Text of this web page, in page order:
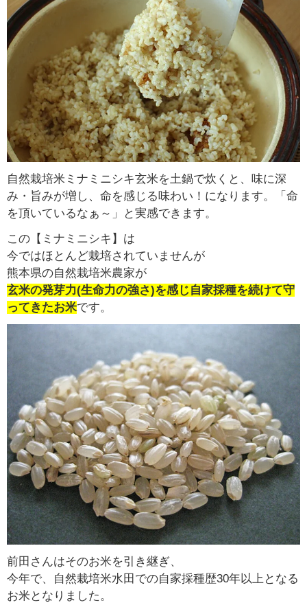
自然栽培米ミナミニシキ玄米を土鍋で炊くと、味に深
み・旨みが増し、命を感じる味わい！になります。「命
を頂いているなぁ～」と実感できます。
この【ミナミニシキ】は
今ではほとんど栽培されていませんが
熊本県の自然栽培米農家が
玄米の発芽力(生命力の強さ)を感じ自家採種を続けて守
ってきたお米です。
前田さんはそのお米を引き継ぎ、
今年で、自然栽培米水田での自家採種歴30年以上となる
お米となりました。